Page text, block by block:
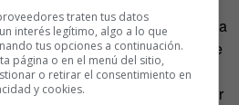
introduce la tesis contraria a
advertencia del personaje de
de destrucción masiva hay
las consecuencias y dormir
traten tus datos
interés legítimo, algo a lo que
tus opciones a continuación.
página o en el menú del sitio,
o retirar el consentimiento en
y cookies.